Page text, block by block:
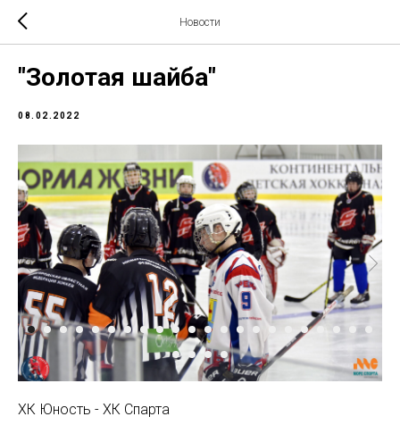
Новости
"Золотая шайба"
08.02.2022
ХК Юность - ХК Спарта